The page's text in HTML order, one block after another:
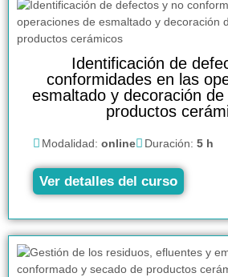
Identificación de
conformidades en las
esmaltado y decoración
productos
Modalidad: online Duración: 5 h
Ver detalles del curso